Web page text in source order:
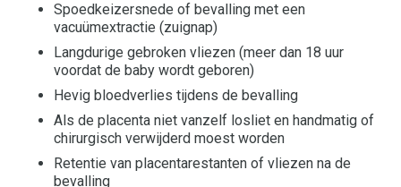
Spoedkeizersnede of bevalling met een
vacuümextractie (zuignap)
Langdurige gebroken vliezen (meer dan 18 uur
voordat de baby wordt geboren)
Hevig bloedverlies tijdens de bevalling
Als de placenta niet vanzelf losliet en handmatig of
chirurgisch verwijderd moest worden
Retentie van placentarestanten of vliezen na de
bevalling